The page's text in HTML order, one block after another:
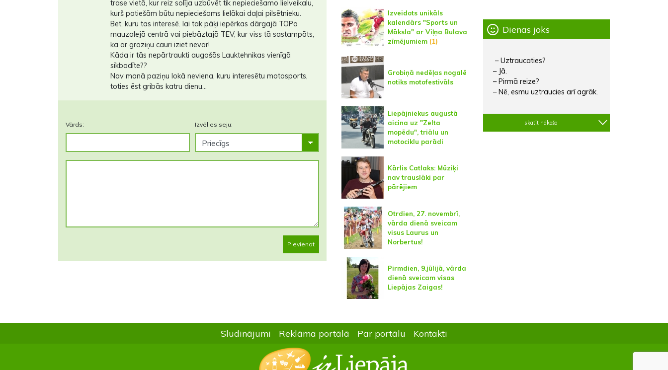
trase vietā, kur reiz solīja uzbūvēt tik nepieciešamo lielveikalu,
kurš patiešām būtu nepieciešams lielākai daļai pilsētnieku.
Bet, kuru tas interesē. lai tak pāķi iepērkas dārgajā TOPa
mauzolejā centrā vai piebāztajā TEV, kur viss tā sastampāts,
ka ar groziņu cauri iziet nevar!
Kāda ir tās nepārtraukti augošās Lauktehnikas vienīgā
sīkbodīte??
Nav manā paziņu lokā neviena, kuru interesētu motosports,
toties ēst gribās katru dienu...
Vārds: Izvēlies seju:
Pievienot
Izveidots unikāls
kalendārs "Sports un
Māksla" ar Viļņa Bulava
zīmējumiem(1)
Grobiņā nedēļas nogalē
notiks motofestivāls
Liepājniekus augustā
aicina uz "Zelta
mopēdu", triālu un
motociklu parādi
Kārlis Catlaks: Mūziķi
nav trauslāki par
pārējiem
Otrdien, 27. novembrī,
vārda dienā sveicam
visus Laurus un
Norbertus!
Pirmdien, 9.jūlijā, vārda
dienā sveicam visas
Liepājas Zaigas!
Dienas joks
– Uztraucaties?
– Jā.
– Pirmā reize?
– Nē, esmu uztraucies arī agrāk.
skatīt nākošo
Sludinājumi Reklāma portālā Par portālu Kontakti